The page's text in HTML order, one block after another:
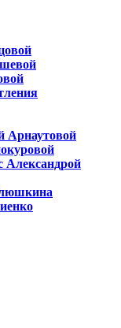
Арнаутовой
Александрой